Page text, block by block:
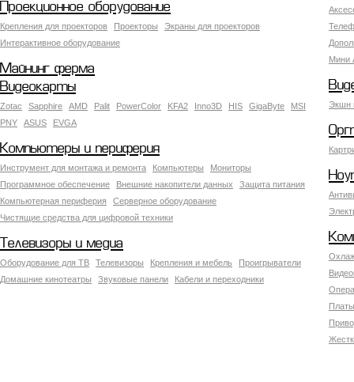
Мини
Проекционное оборудование
Крепления для проекторов Проекторы
Экраны для проекторов
Интерактивное оборудование
Майнинг ферма
Экшн
Видеокарты
Zotac Sapphire AMD Palit PowerColor KFA2 Inno3D HIS GigaByte
MSI
PNY
ASUS EVGA
Компьютеры и периферия
Инструмент для монтажа и ремонта Компьютеры
Мониторы
Программное обеспечение
Внешние накопители данных
Защита питания
Компьютерная периферия
Серверное оборудование
Чистящие средства для цифровой техники
Телевизоры и медиа
Оборудование для ТВ Телевизоры Крепления и мебель
Проигрыватели
Домашние кинотеатры
Звуковые панели Кабели и переходники